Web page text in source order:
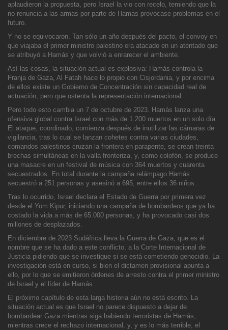
aplaudieron la propuesta, pero Israel la vio con recelo, temiendo que la
no renuncia a las armas por parte de Hamas provocase problemas en el
futuro.
Y no se equivocaron. Tan sólo un año después del pacto, el convoy en
que viajaba el primer ministro palestino era atacado en un atentado que
se atribuyó a Hamás y que volvió a enrarecer el ambiente.
Así las cosas, la situación actual es explosiva: Hamás controla la
Franja de Gaza, Al Fatah hace lo propio con Cisjordania, y por encima
de ellos existe un Gobierno de Concentración sin capacidad real de
actuación, pero que ostenta la representación internacional.
Pero todo esto cambia un 7 de octubre de 2023. Hamás lanza una
ofensiva global contra Israel con más de 1.200 muertos en un solo día.
El ataque, coordinado, comienza después de inutilizar las cámaras de
vigilancia, tras lo cual se lanzan cohetes contra varias ciudades,
comandos palestinos cruzan la frontera en parapente, se crean treinta
brechas simultáneas en la valla fronteriza, y, como colofón, se produce
una masacre en un festival de música con 364 muertos y cuarenta
secuestrados. En total durante la campaña relámpago Hamás
secuestró a 251 personas y asesinó a 695, entre ellos 36 niños.
Tras lo ocurrido, Israel declara el Estado de Guerra por primera vez
desde el Yom Kipur, iniciando una campaña de bombardeos que ya ha
costado la vida a más de 65.000 personas, y ha provocado casi dos
millones de desplazados.
En diciembre de 2023 Sudáfrica lleva la Guerra de Gaza, que es el
nombre que se ha dado a este conflicto, a la Corte Internacional de
Justicia pidiendo que se investigue si se está cometiendo genocidio. La
investigación está en curso, si bien el dictamen provisional apunta a
ello, por lo que se emitieron órdenes de arresto contra el primer ministro
de Israel y el líder de Hamás.
El próximo capítulo de esta larga historia aún no está escrito. La
situación actual es que Israel no parece dispuesto a dejar de
bombardear Gaza mientras siga habiendo terroristas de Hamás,
mientras crece el rechazo internacional, y, y es lo más terrible, el